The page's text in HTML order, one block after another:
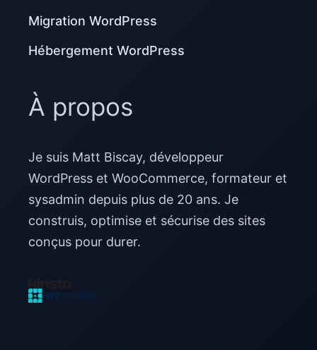
Migration WordPress
Hébergement WordPress
À propos
Je suis Matt Biscay, développeur
WordPress et WooCommerce, formateur et
sysadmin depuis plus de 20 ans. Je
construis, optimise et sécurise des sites
conçus pour durer.